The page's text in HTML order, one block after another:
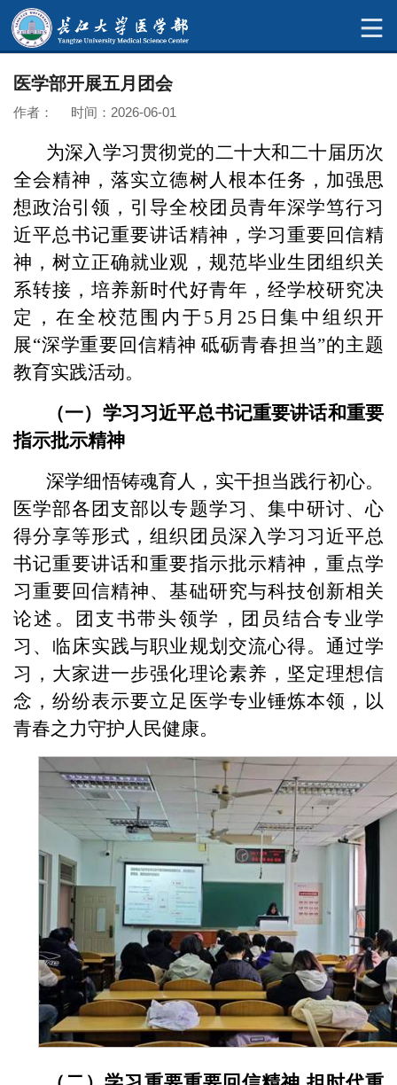
医学部开展五月团会
作者： 时间：2026-06-01
为深入学习贯彻党的二十大和二十届历次
全会精神，落实立德树人根本任务，加强思
想政治引领，引导全校团员青年深学笃行习
近平总书记重要讲话精神，学习重要回信精
神，树立正确就业观，规范毕业生团组织关
系转接，培养新时代好青年，经学校研究决
定，在全校范围内于5月25日集中组织开
展“深学重要回信精神 砥砺青春担当”的主题
教育实践活动。
（一）学习习近平总书记重要讲话和重要
指示批示精神
深学细悟铸魂育人，实干担当践行初心。
医学部各团支部以专题学习、集中研讨、心
得分享等形式，组织团员深入学习习近平总
书记重要讲话和重要指示批示精神，重点学
习重要回信精神、基础研究与科技创新相关
论述。团支书带头领学，团员结合专业学
习、临床实践与职业规划交流心得。通过学
习，大家进一步强化理论素养，坚定理想信
念，纷纷表示要立足医学专业锤炼本领，以
青春之力守护人民健康。